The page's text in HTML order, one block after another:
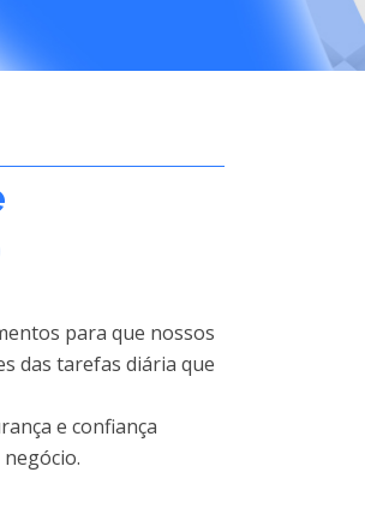
para que nossos
das tarefas diária que
e confiança